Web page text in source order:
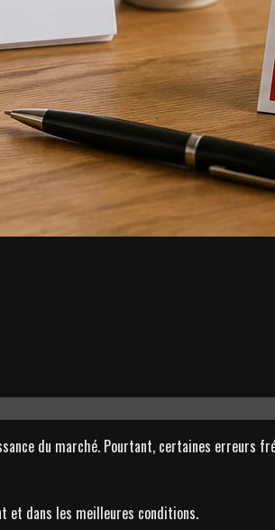
du marché. Pourtant, certaines erreurs
et dans les meilleures conditions.